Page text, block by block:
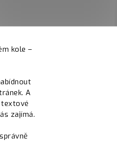
kole –
A
textové
zajímá.